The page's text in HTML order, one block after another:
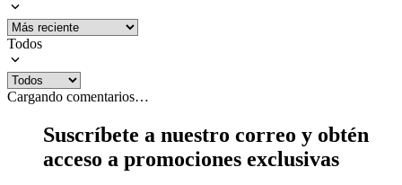
Todos
Cargando comentarios…
Suscríbete a nuestro correo y obtén
acceso a promociones exclusivas